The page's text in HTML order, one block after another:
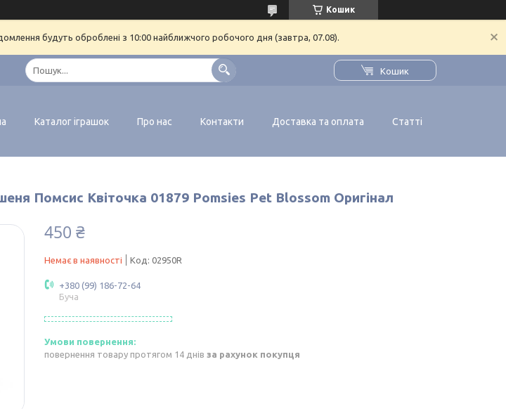
Кошик
будуть оброблені з 10:00 найближчого робочого дня (завтра, 07.08).
Кошик
Каталог іграшок Про нас Контакти Доставка та оплата Статті
Помсис Квіточка 01879 Pomsies Pet Blossom Оригінал
450 ₴
Немає в наявності Код: 02950R
+380 (99) 186-72-64
Буча
повернення товару протягом 14 днів за рахунок покупця